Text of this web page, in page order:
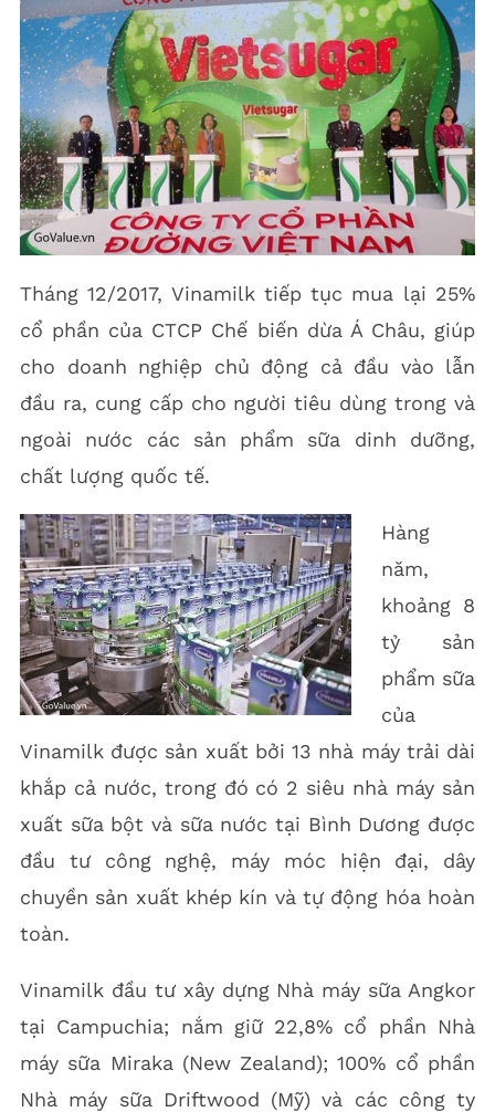
Tháng 12/2017, Vinamilk tiếp tục mua lại 25%
cổ phần của CTCP Chế biến dừa Á Châu, giúp
cho doanh nghiệp chủ động cả đầu vào lẫn
đầu ra, cung cấp cho người tiêu dùng trong và
ngoài nước các sản phẩm sữa dinh dưỡng,
chất lượng quốc tế.
Hàng
năm,
khoảng 8
tỷ sản
phẩm sữa
của
Vinamilk được sản xuất bởi 13 nhà máy trải dài
khắp cả nước, trong đó có 2 siêu nhà máy sản
xuất sữa bột và sữa nước tại Bình Dương được
đầu tư công nghệ, máy móc hiện đại, dây
chuyền sản xuất khép kín và tự động hóa hoàn
toàn.
Vinamilk đầu tư xây dựng Nhà máy sữa Angkor
tại Campuchia; nắm giữ 22,8% cổ phần Nhà
máy sữa Miraka (New Zealand); 100% cổ phần
Nhà máy sữa Driftwood (Mỹ) và các công ty